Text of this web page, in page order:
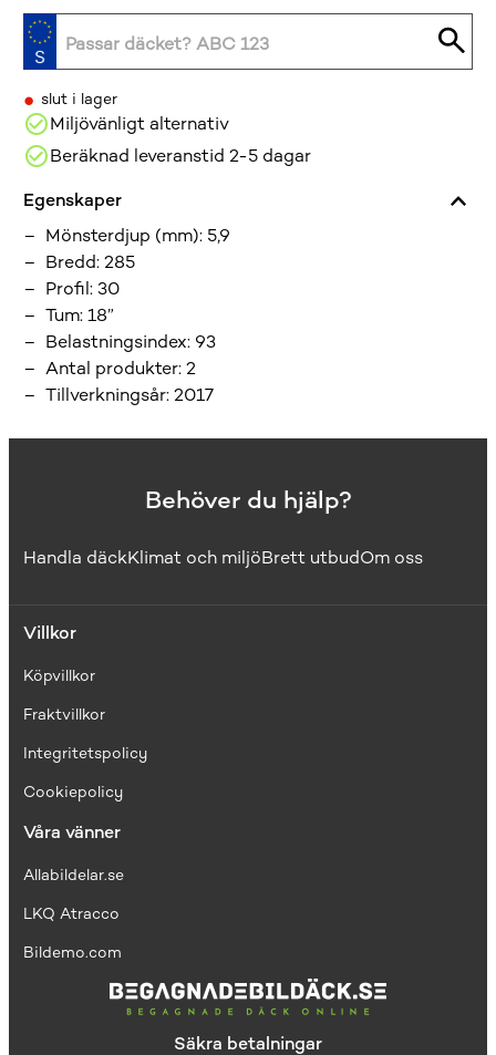
• slut i lager
Miljövänligt alternativ
Beräknad leveranstid 2-5 dagar
Egenskaper
Mönsterdjup (mm): 5,9
Bredd:285
Profil:30
Tum:18”
Belastningsindex: 93
Antal produkter:2
Tillverkningsår:2017
Behöver du hjälp?
Handla däckKlimat och miljöBrett utbudOm oss
Villkor
Köpvillkor
Fraktvillkor
Integritetspolicy
Cookiepolicy
Våra vänner
Allabildelar.se
LKQ Atracco
Bildemo.com
Säkra betalningar